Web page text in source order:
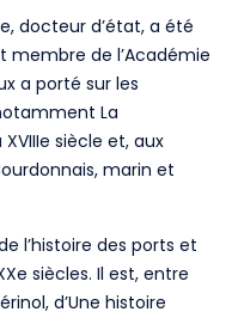
docteur d’état, a été
membre de l’Académie
a porté sur les
La
siècle et, aux
marin et
l’histoire des ports et
siècles. Il est, entre
d’Une histoire